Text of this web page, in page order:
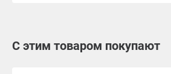
С этим товаром покупают